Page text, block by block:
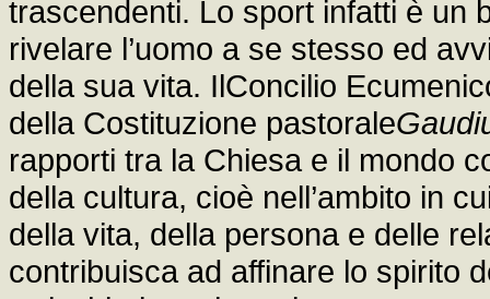
trascendenti. Lo sport infatti è un
rivelare l’uomo a se stesso ed
della sua vita. IlConcilio
della Costituzione pastorale
rapporti tra la Chiesa e il mondo
della cultura, cioè nell’ambito in
della vita, della persona e delle
contribuisca ad affinare lo spirito